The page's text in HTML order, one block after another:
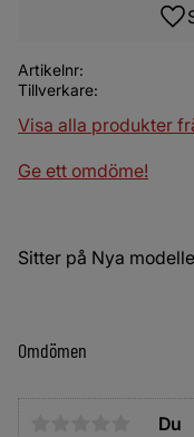
Artikelnr
Tillverkare
Visa alla produkter
Ge ett omdöme!
Sitter på Nya
Omdömen
Du